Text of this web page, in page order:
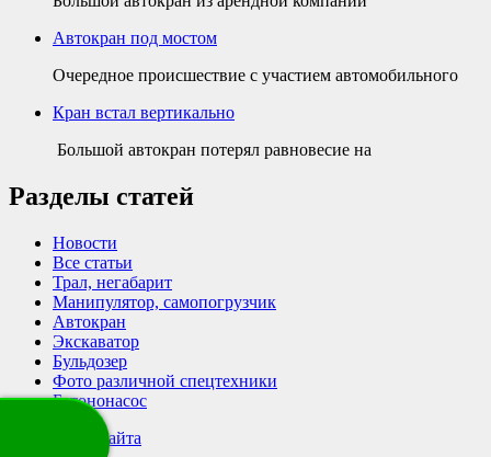
Автокран под мостом
Очередное происшествие с участием автомобильного
Кран встал вертикально
Большой автокран потерял равновесие на
Разделы статей
Новости
Все статьи
Трал, негабарит
Манипулятор, самопогрузчик
Автокран
Экскаватор
Бульдозер
Фото различной спецтехники
Бетононасос
Карта сайта